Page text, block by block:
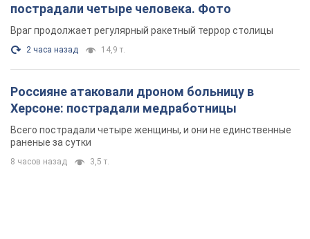
пострадали четыре человека. Фото
Враг продолжает регулярный ракетный террор столицы
2 часа назад 14,9 т.
Россияне атаковали дроном больницу в
Херсоне: пострадали медработницы
Всего пострадали четыре женщины, и они не единственные
раненые за сутки
8 часов назад 3,5 т.